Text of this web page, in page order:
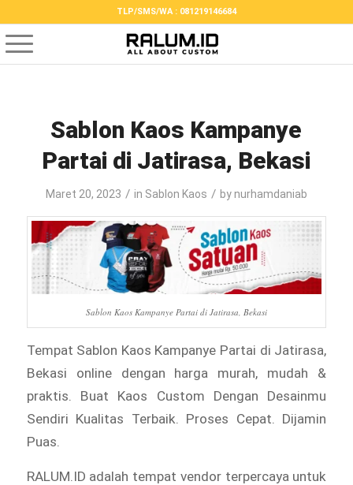
TLP/SMS/WA : 081219146684
Sablon Kaos Kampanye
Partai di Jatirasa, Bekasi
Maret 20, 2023 / in Sablon Kaos / bynurhamdaniab
Sablon Kaos Kampanye Partai di Jatirasa, Bekasi
Tempat Sablon Kaos Kampanye Partai di Jatirasa,
Bekasi online dengan harga murah, mudah &
praktis. Buat Kaos Custom Dengan Desainmu
Sendiri Kualitas Terbaik. Proses Cepat. Dijamin
Puas.
RALUM.ID adalah tempat vendor terpercaya untuk